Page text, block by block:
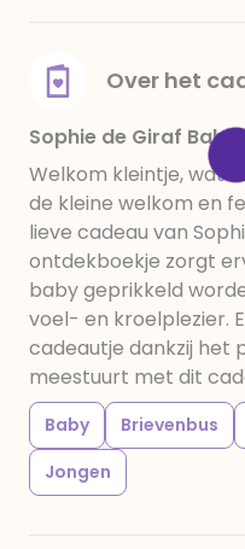
Over het
Sophie de Giraf
Welkom kleintje, wat
de kleine welkom en
lieve cadeau van
ontdekboekje zorgt
baby geprikkeld
voel- en kroelplezier.
cadeautje dankzij het
meestuurt met dit
Baby Brievenbus
Jongen